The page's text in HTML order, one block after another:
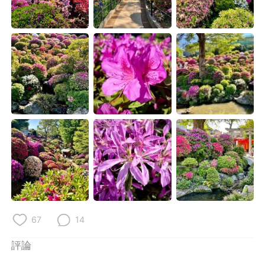
Русский ไทย
Indonesia Italiano
Türkçe Tiếng Việt
Português
67 14
評論